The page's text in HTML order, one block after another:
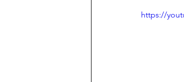
https://